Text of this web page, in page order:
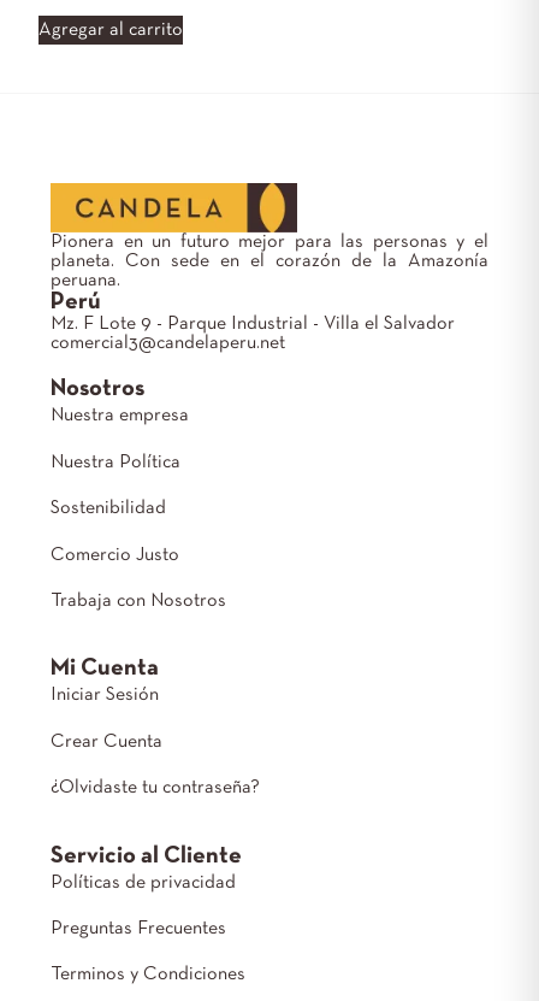
Agregar al carrito
Pionera en un futuro mejor para las personas y el
planeta. Con sede en el corazón de la Amazonía
peruana.
Perú
Mz. F Lote 9 - Parque Industrial - Villa el Salvador
comercial3@candelaperu.net
Nosotros
Nuestra empresa
Nuestra Política
Sostenibilidad
Comercio Justo
Trabaja con Nosotros
Mi Cuenta
Iniciar Sesión
Crear Cuenta
¿Olvidaste tu contraseña?
Servicio al Cliente
Políticas de privacidad
Preguntas Frecuentes
Terminos y Condiciones